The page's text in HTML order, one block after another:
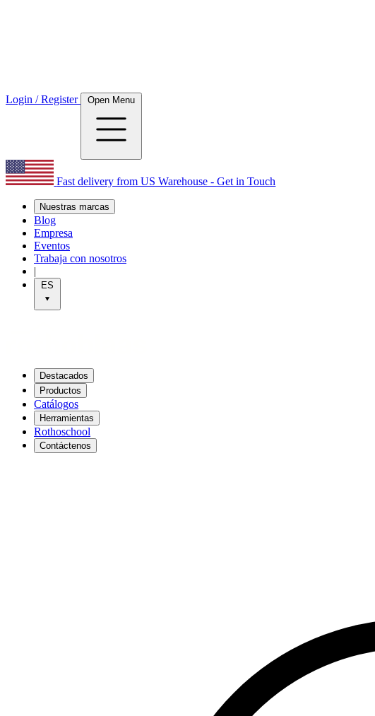
Login / Register Open Menu
Fast delivery from US Warehouse - Get in Touch
Nuestras marcas
Blog
Empresa
Eventos
Trabaja con nosotros
|
ES
Destacados
Productos
Catálogos
Herramientas
Rothoschool
Contáctenos